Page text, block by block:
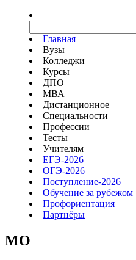
Главная
Вузы
Колледжи
Курсы
ДПО
МВА
Дистанционное
Специальности
Профессии
Тесты
Учителям
ЕГЭ-2026
ОГЭ-2026
Поступление-2026
Обучение за рубежом
Профориентация
Партнёры
MO